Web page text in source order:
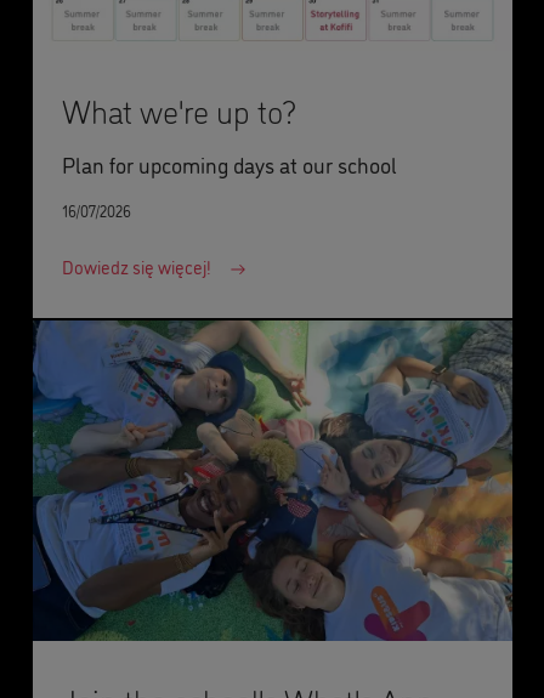
What we're up to?
Plan for upcoming days at our school
16/07/2026
Dowiedz się więcej!